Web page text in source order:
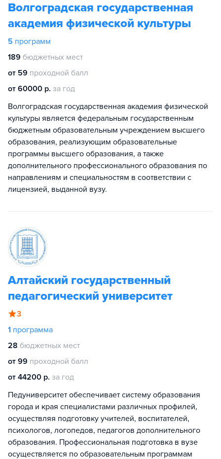
Волгоградская государственная
академия физической культуры
5 программ
189 бюджетных мест
от 59 проходной балл
от 60000 р. за год
Волгоградская государственная академия физической
культуры является федеральным государственным
бюджетным образовательным учреждением высшего
образования, реализующим образовательные
программы высшего образования, а также
дополнительного профессионального образования по
направлениям и специальностям в соответствии с
лицензией, выданной вузу.
Алтайский государственный
педагогический университет
3
1 программа
28 бюджетных мест
от 99 проходной балл
от 44200 р. за год
Педуниверситет обеспечивает систему образования
города и края специалистами различных профилей,
осуществляя подготовку учителей, воспитателей,
психологов, логопедов, педагогов дополнительного
образования. Профессиональная подготовка в вузе
осуществляется по образовательным программам